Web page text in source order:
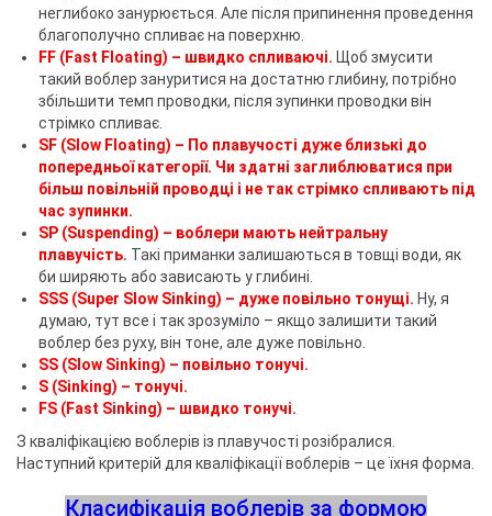
неглибоко занурюється. Але після припинення проведення
благополучно спливає на поверхню.
FF (Fast Floating) – швидко спливаючі. Щоб змусити
такий воблер зануритися на достатню глибину, потрібно
збільшити темп проводки, після зупинки проводки він
стрімко спливає.
SF (Slow Floating) – По плавучості дуже близькі до
попередньої категорії. Чи здатні заглиблюватися при
більш повільній проводці і не так стрімко спливають під
час зупинки.
SP (Suspending) – воблери мають нейтральну
плавучість. Такі приманки залишаються в товщі води, як
би ширяють або зависають у глибині.
SSS (Super Slow Sinking) – дуже повільно тонущі. Ну, я
думаю, тут все і так зрозуміло – якщо залишити такий
воблер без руху, він тоне, але дуже повільно.
SS (Slow Sinking) – повільно тонучі.
S (Sinking) – тонучі.
FS (Fast Sinking) – швидко тонучі.
З кваліфікацією воблерів із плавучості розібралися.
Наступний критерій для кваліфікації воблерів – це їхня форма.
Класифікація воблерів за формою